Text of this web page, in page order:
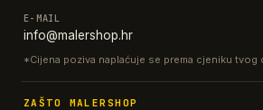
E-MAIL
info@malershop.hr
*Cijena poziva naplaćuje se prema cjeniku tvog
ZAŠTO MALERSHOP